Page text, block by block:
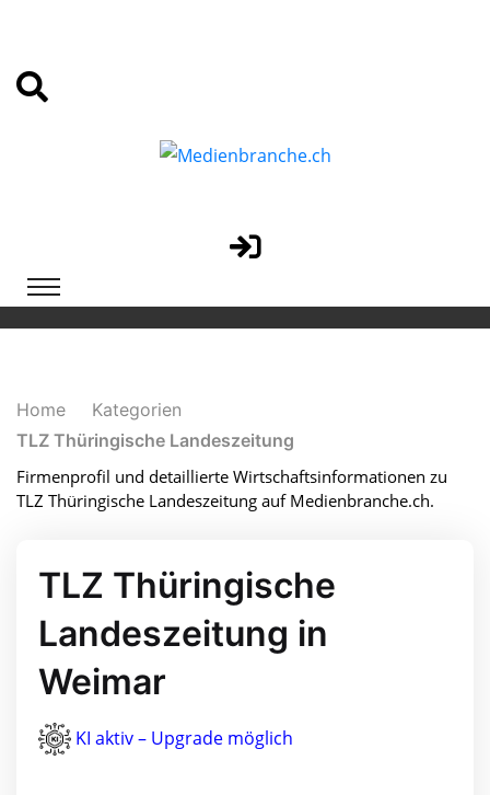
Home
Kategorien
TLZ Thüringische Landeszeitung
Firmenprofil und detaillierte Wirtschaftsinformationen zu
TLZ Thüringische Landeszeitung auf Medienbranche.ch.
TLZ Thüringische
Landeszeitung in
Weimar
KI aktiv – Upgrade möglich